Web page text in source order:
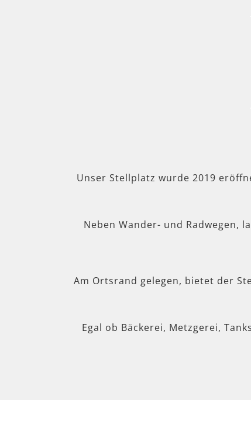
Unser Stellplatz wurde 2019
Neben Wander- und Radwegen,
Am Ortsrand gelegen, bietet der
Egal ob Bäckerei, Metzgerei,